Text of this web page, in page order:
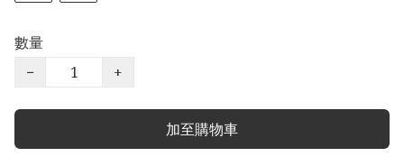
數量
−
+
加至購物車